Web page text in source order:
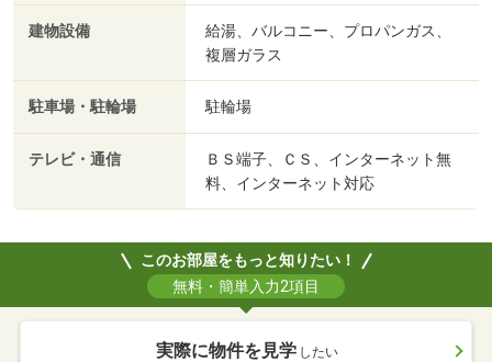
建物設備
給湯、バルコニー、プロパンガス、
複層ガラス
駐車場・駐輪場 駐輪場
テレビ・通信
ＢＳ端子、ＣＳ、インターネット無
料、インターネット対応
このお部屋をもっと知りたい！
無料・簡単入力2項目
実際に物件を見学 したい